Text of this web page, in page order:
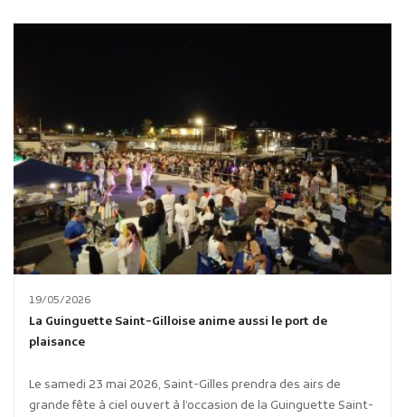
19/05/2026
La Guinguette Saint-Gilloise anime aussi le port de
plaisance
Le samedi 23 mai 2026, Saint-Gilles prendra des airs de
grande fête à ciel ouvert à l’occasion de la Guinguette Saint-